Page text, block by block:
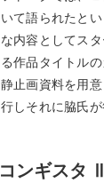
て語られたと
内容としてス
作品タイトル
止画資料を用
しそれに脇氏
ンギスタ